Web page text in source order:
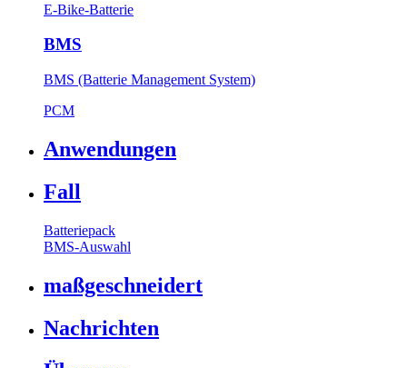
E-Bike-Batterie
BMS
BMS (Batterie Management System)
PCM
Anwendungen
Fall
Batteriepack
BMS-Auswahl
maßgeschneidert
Nachrichten